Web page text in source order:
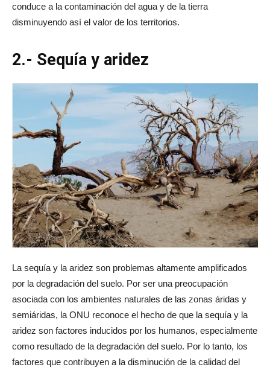
conduce a la contaminación del agua y de la tierra
disminuyendo así el valor de los territorios.
2.- Sequía y aridez
La sequía y la aridez son problemas altamente amplificados
por la degradación del suelo. Por ser una preocupación
asociada con los ambientes naturales de las zonas áridas y
semiáridas, la ONU reconoce el hecho de que la sequía y la
aridez son factores inducidos por los humanos, especialmente
como resultado de la degradación del suelo. Por lo tanto, los
factores que contribuyen a la disminución de la calidad del